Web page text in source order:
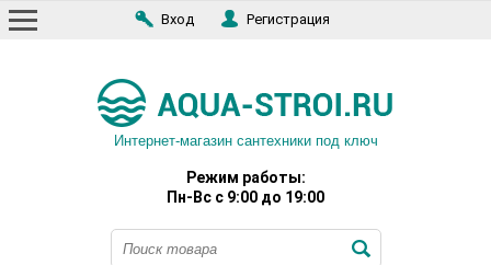
Вход Регистрация
Интернет-магазин сантехники под ключ
Режим работы:
Пн-Вс с 9:00 до 19:00